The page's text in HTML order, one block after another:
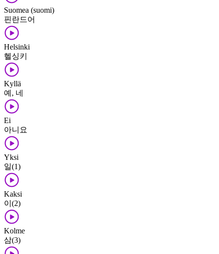
Suomea (suomi)
핀란드어
Helsinki
헬싱키
Kyllä
예, 네
Ei
아니요
Yksi
일(1)
Kaksi
이(2)
Kolme
삼(3)